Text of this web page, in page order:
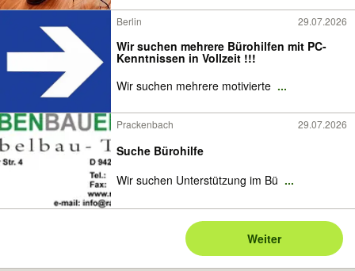
Berlin 29.07.2026
Wir suchen mehrere Bürohilfen mit PC-
Kenntnissen in Vollzeit !!!
Wir suchen mehrere motivierte ...
Prackenbach 29.07.2026
Suche Bürohilfe
Wir suchen Unterstützung im Bü ...
Weiter